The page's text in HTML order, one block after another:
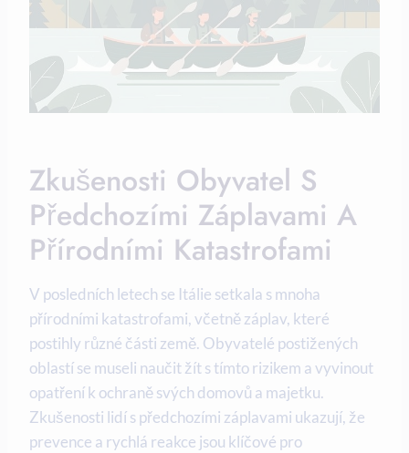
Zkušenosti Obyvatel S
Předchozími Záplavami A
Přírodními Katastrofami
V posledních letech se Itálie setkala s mnoha
přírodními katastrofami, včetně záplav, které
postihly různé části země. Obyvatelé postižených
oblastí se museli naučit žít s tímto rizikem a vyvinout
opatření k ochraně svých domovů a majetku.
Zkušenosti lidí s předchozími záplavami ukazují, že
prevence a rychlá reakce jsou klíčové pro